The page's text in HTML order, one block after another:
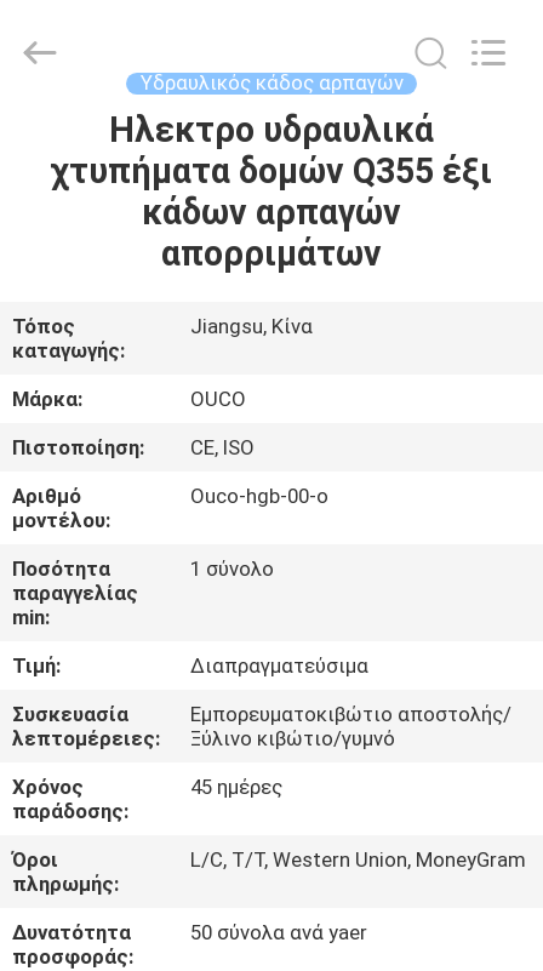
ΠΡΟΪΌΝΤΑ
ΕΜΦΆΝΙΣΗ
VR
ΣΧΕΤΙΚΆ
ΜΕ
ΕΜΆΣ
ΣΤΟ
ΕΡΓΟΣΤΆΣΙΟ
ΈΛΕΓΧΟΣ
ΠΟΙΌΤΗΤΑΣ
ΕΙΔΉΣΕΙΣ
GROUP
Υδραυλικός κάδος αρπαγών
Ηλεκτρο υδραυλικά
χτυπήματα δομών Q355 έξι
κάδων αρπαγών
απορριμάτων
Τόπος
καταγωγής:
Jiangsu, Κίνα
Μάρκα:
OUCO
Πιστοποίηση:
CE, ISO
Αριθμό
μοντέλου:
Ouco-hgb-00-ο
Ποσότητα
παραγγελίας
min:
1 σύνολο
Τιμή:
Διαπραγματεύσιμα
Συσκευασία
λεπτομέρειες:
Εμπορευματοκιβώτιο αποστολής/
Ξύλινο κιβώτιο/γυμνό
Χρόνος
παράδοσης:
45 ημέρες
Όροι
πληρωμής:
L/C, T/T, Western Union, MoneyGram
Δυνατότητα
προσφοράς:
50 σύνολα ανά yaer